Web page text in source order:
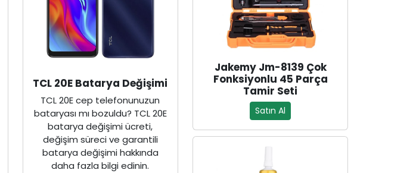
TCL 20E Batarya Değişimi
TCL 20E cep telefonunuzun
bataryası mı bozuldu? TCL 20E
batarya değişimi ücreti,
değişim süreci ve garantili
batarya değişimi hakkında
daha fazla bilgi edinin.
Jakemy Jm-8139 Çok
Fonksiyonlu 45 Parça
Tamir Seti
Satın Al